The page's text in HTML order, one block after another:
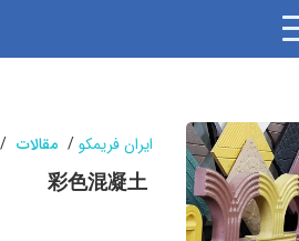
ایران فریمکو / مقالات /
彩色混凝土